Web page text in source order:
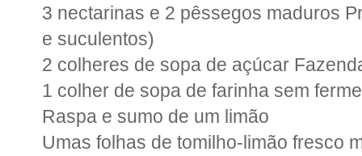
3 nectarinas e 2 pêssegos maduros
e suculentos)
2 colheres de sopa de açúcar
1 colher de sopa de farinha sem
Raspa e sumo de um limão
Umas folhas de tomilho-limão fresco